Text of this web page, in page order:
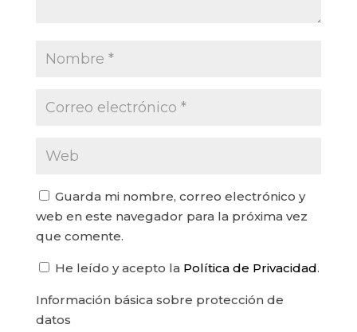
Guarda mi nombre, correo electrónico y
web en este navegador para la próxima vez
que comente.
He leído y acepto la Política de Privacidad.
Información básica sobre protección de
datos